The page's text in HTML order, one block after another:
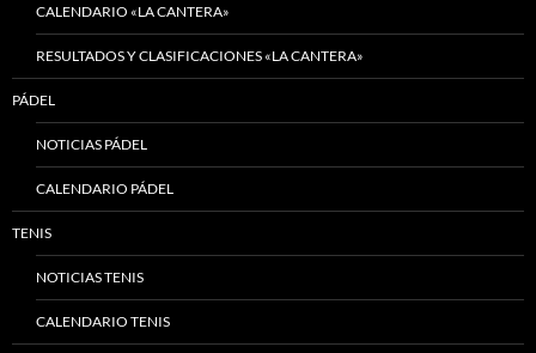
CALENDARIO «LA CANTERA»
RESULTADOS Y CLASIFICACIONES «LA CANTERA»
PÁDEL
NOTICIAS PÁDEL
CALENDARIO PÁDEL
TENIS
NOTICIAS TENIS
CALENDARIO TENIS